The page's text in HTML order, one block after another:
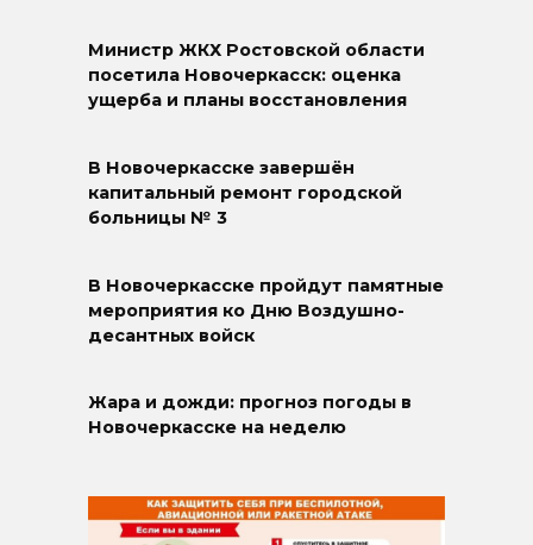
Министр ЖКХ Ростовской области
посетила Новочеркасск: оценка
ущерба и планы восстановления
В Новочеркасске завершён
капитальный ремонт городской
больницы № 3
В Новочеркасске пройдут памятные
мероприятия ко Дню Воздушно-
десантных войск
Жара и дожди: прогноз погоды в
Новочеркасске на неделю